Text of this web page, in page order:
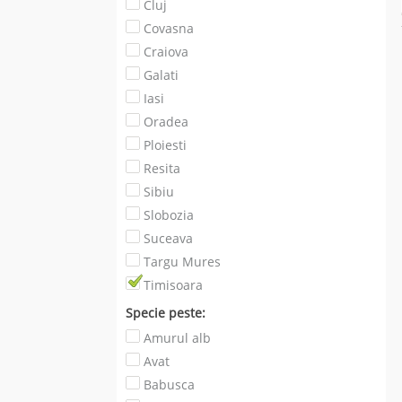
Cluj
Covasna
Craiova
Galati
Iasi
Oradea
Ploiesti
Resita
Sibiu
Slobozia
Suceava
Targu Mures
Timisoara
Specie peste:
Amurul alb
Avat
Babusca